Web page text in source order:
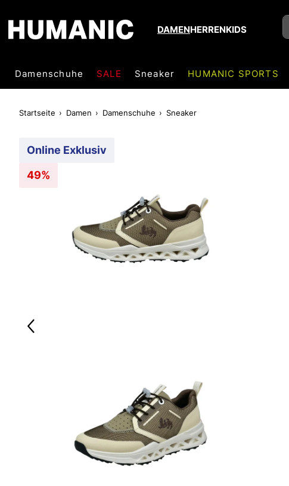
DAMENHERRENKIDS
Damenschuhe SALE Sneaker HUMANIC SPORTS
Startseite Damen Damenschuhe Sneaker
Online Exklusiv
49%